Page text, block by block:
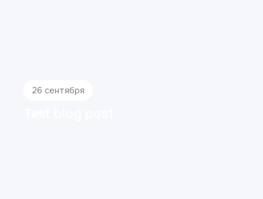
26 сентября